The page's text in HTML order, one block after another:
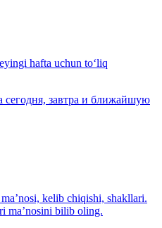
hafta uchun to‘liq
завтра и ближайшую
kelib chiqishi, shakllari.
ma’nosini bilib oling.